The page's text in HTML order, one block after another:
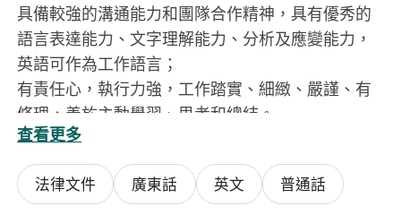
具備較強的溝通能力和團隊合作精神，具有優秀的
語言表達能力、文字理解能力、分析及應變能力，
英語可作為工作語言；
有責任心，執行力強，工作踏實、細緻、嚴謹、有
條理，善於主動學習、思考和總結。
查看更多
法律文件 廣東話 英文 普通話